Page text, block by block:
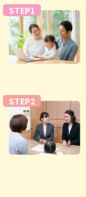
STEP1
STEP2